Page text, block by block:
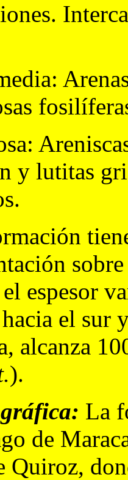
y lutitas
espesor
el sur
alcanza
).
La
de
Quiroz,